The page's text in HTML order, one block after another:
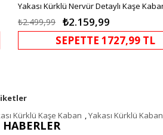
₺2.159,99
₺2.499,99
SEPETTE 1727,99 TL
Kürklü Kaşe Kaban ,Yakası Kürklü Kaban